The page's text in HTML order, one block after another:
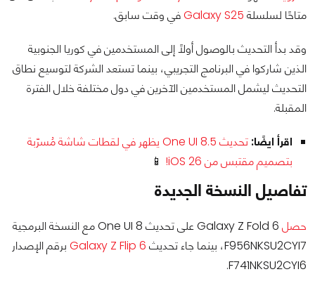
متاحًا لسلسلة Galaxy S25في وقت سابق.
وقد بدأ التحديث بالوصول أولًا إلى المستخدمين في كوريا الجنوبية
الذين شاركوا في البرنامج التجريبي، بينما تستعد الشركة لتوسيع نطاق
التحديث ليشمل المستخدمين الآخرين في دول مختلفة خلال الفترة
المقبلة.
اقرأ ايضًا:
تحديث One UI 8.5 يظهر في لقطات شاشة مُسرّبة
بتصميم مقتبس من iOS 26!
📱
تفاصيل النسخة الجديدة
حصل
Galaxy Z Fold 6 على تحديث One UI 8 مع النسخة البرمجية
F956NKSU2CYI7، بينما جاء تحديث
Galaxy Z Flip 6 برقم الإصدار
F741NKSU2CYI6.